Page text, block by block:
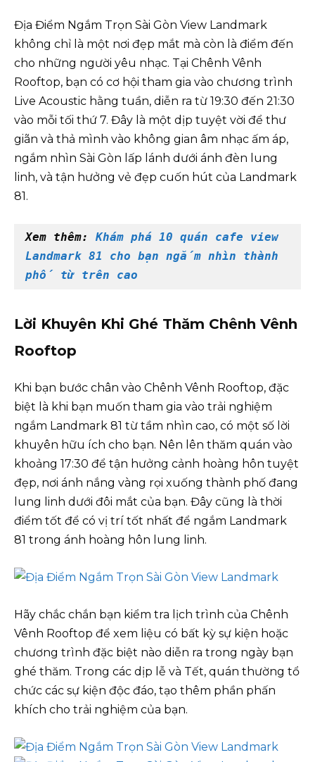
Địa Điểm Ngắm Trọn Sài Gòn View Landmark
không chỉ là một nơi đẹp mắt mà còn là điểm đến
cho những người yêu nhạc. Tại Chênh Vênh
Rooftop, bạn có cơ hội tham gia vào chương trình
Live Acoustic hằng tuần, diễn ra từ 19:30 đến 21:30
vào mỗi tối thứ 7. Đây là một dịp tuyệt vời để thư
giãn và thả mình vào không gian âm nhạc ấm áp,
ngắm nhìn Sài Gòn lấp lánh dưới ánh đèn lung
linh, và tận hưởng vẻ đẹp cuốn hút của Landmark
81.
Xem thêm: Khám phá 10 quán cafe view
Landmark 81 cho bạn ngắm nhìn thành
phố từ trên cao
Lời Khuyên Khi Ghé Thăm Chênh Vênh
Rooftop
Khi bạn bước chân vào Chênh Vênh Rooftop, đặc
biệt là khi bạn muốn tham gia vào trải nghiệm
ngắm Landmark 81 từ tầm nhìn cao, có một số lời
khuyên hữu ích cho bạn. Nên lên thăm quán vào
khoảng 17:30 để tận hưởng cảnh hoàng hôn tuyệt
đẹp, nơi ánh nắng vàng rọi xuống thành phố đang
lung linh dưới đôi mắt của bạn. Đây cũng là thời
điểm tốt để có vị trí tốt nhất để ngắm Landmark
81 trong ánh hoàng hôn lung linh.
Hãy chắc chắn bạn kiểm tra lịch trình của Chênh
Vênh Rooftop để xem liệu có bất kỳ sự kiện hoặc
chương trình đặc biệt nào diễn ra trong ngày bạn
ghé thăm. Trong các dịp lễ và Tết, quán thường tổ
chức các sự kiện độc đáo, tạo thêm phần phấn
khích cho trải nghiệm của bạn.